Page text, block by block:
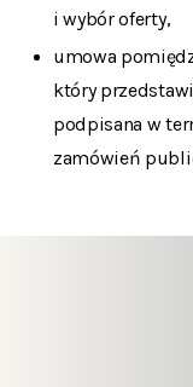
i wybór oferty,
umowa
który
podpisana w
zamówień